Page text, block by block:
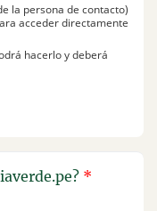
la persona de contacto)
acceder directamente
hacerlo y deberá
*